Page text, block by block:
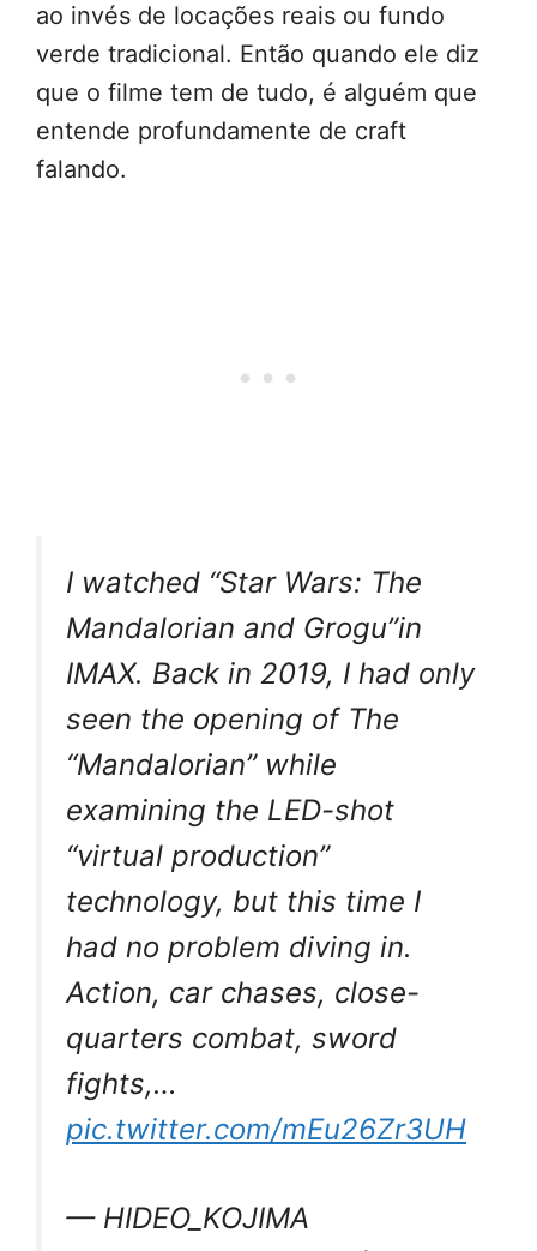
ao invés de locações reais ou fundo
verde tradicional. Então quando ele diz
que o filme tem de tudo, é alguém que
entende profundamente de craft
falando.
I watched “Star Wars: The
Mandalorian and Grogu”in
IMAX. Back in 2019, I had only
seen the opening of The
“Mandalorian” while
examining the LED-shot
“virtual production”
technology, but this time I
had no problem diving in.
Action, car chases, close-
quarters combat, sword
fights,…
pic.twitter.com/mEu26Zr3UH
— HIDEO_KOJIMA